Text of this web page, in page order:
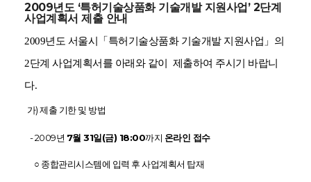
2009년도 ‘특허기술상품화 기술개발 지원사업’ 2단계
사업계획서 제출 안내
2009년도 서울시「특허기술상품화 기술개발 지원사업」의
2단계 사업계획서를 아래와 같이 제출하여 주시기 바랍니
다.
가) 제출 기한 및 방법
- 2009년 7월 31일(금) 18:00까지 온라인 접수
○ 종합관리시스템에 입력 후 사업계획서 탑재